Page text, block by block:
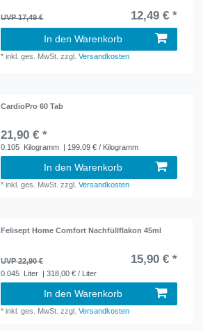
UVP 17,49 € 12,49 € *
In den Warenkorb
*inkl. ges. MwSt. zzgl.Versandkosten
CardioPro 60 Tab
21,90 € *
0.105 Kilogramm | 199,09 € / Kilogramm
In den Warenkorb
*inkl. ges. MwSt. zzgl.Versandkosten
Felisept Home Comfort Nachfüllflakon 45ml
UVP 22,90 € 15,90 € *
0.045 Liter | 318,00 € / Liter
In den Warenkorb
*inkl. ges. MwSt. zzgl.Versandkosten